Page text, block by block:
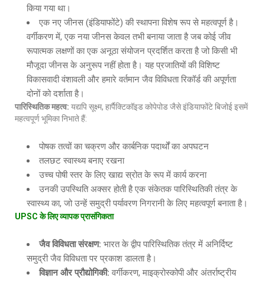
किया गया था।
एक नए जीनस (इंडियाफोंटे) की स्थापना विशेष रूप से महत्वपूर्ण है।
वर्गीकरण में, एक नया जीनस केवल तभी बनाया जाता है जब कोई जीव
रूपात्मक लक्षणों का एक अनूठा संयोजन प्रदर्शित करता है जो किसी भी
मौजूदा जीनस के अनुरूप नहीं होता है। यह प्रजातियों की विशिष्ट
विकासवादी वंशावली और हमारे वर्तमान जैव विविधता रिकॉर्ड की अपूर्णता
दोनों को दर्शाता है।
पारिस्थितिकमहत्व: यद्यपि सूक्ष्म, हार्पैक्टिकॉइड कोपेपोड जैसे इंडियाफोंटे बिजोई इसमें
महत्वपूर्ण भूमिका निभाते हैं:
पोषक तत्वों का चक्रण और कार्बनिक पदार्थों का अपघटन
तलछट स्वास्थ्य बनाए रखना
उच्च पोषी स्तर के लिए खाद्य स्रोत के रूप में कार्य करना
उनकी उपस्थिति अक्सर होती है एक संकेतक पारिस्थितिकी तंत्र के
स्वास्थ्य का, जो उन्हें समुद्री पर्यावरण निगरानी के लिए महत्वपूर्ण बनाता है।
UPSCकेलिएव्यापकप्रासंगिकता
जैव विविधता संरक्षण: भारत के द्वीप पारिस्थितिक तंत्र में अनिर्दिष्ट
समुद्री जैव विविधता पर प्रकाश डालता है।
विज्ञान और प्रौद्योगिकी: वर्गीकरण, माइक्रोस्कोपी और अंतर्राष्ट्रीय